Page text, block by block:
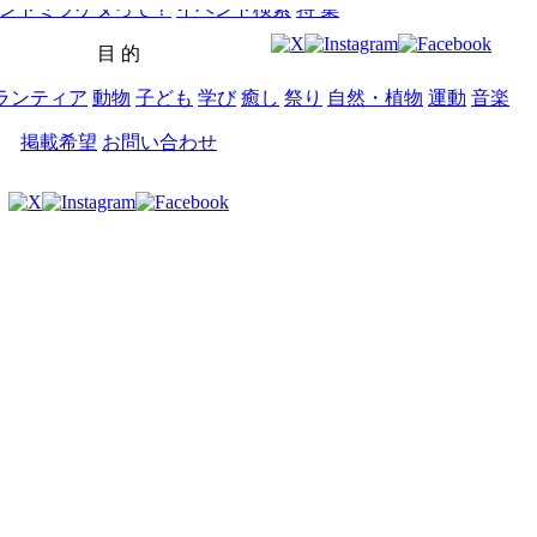
トミツケタって？ イベント検索 特 集
目 的
ンティア 動物 子ども 学び 癒し 祭り 自然・植物 運動 音楽
掲載希望 お問い合わせ